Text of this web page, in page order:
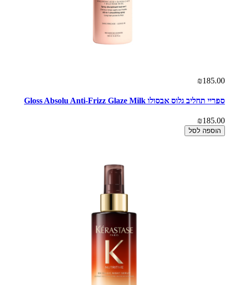
₪185.00
ספריי תחליב גלוס אבסולו Gloss Absolu Anti-Frizz Glaze Milk
₪185.00
הוספה לסל